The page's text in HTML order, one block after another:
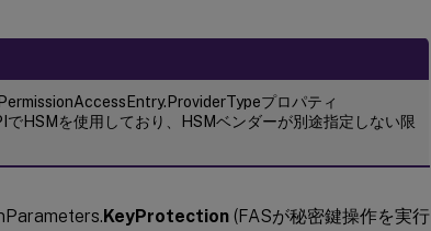
プロパティ
HSMを使用しており、HSMベンダーが別途指定しない限
KeyProtection (FASが秘密鍵操作を実行